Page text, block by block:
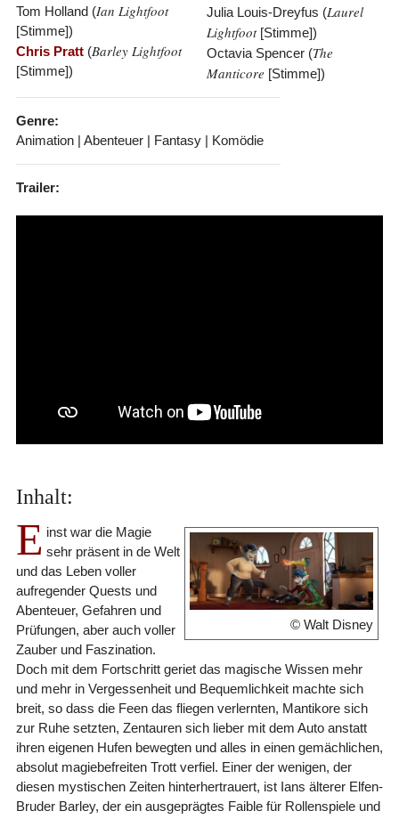
Tom Holland (Ian Lightfoot
[Stimme])
Chris Pratt(Barley Lightfoot
[Stimme])
Julia Louis-Dreyfus (Laurel
Lightfoot[Stimme])
Octavia Spencer (The
Manticore [Stimme])
Genre:
Animation | Abenteuer | Fantasy | Komödie
Trailer:
Inhalt:
© Walt Disney
E inst war die Magie
sehr präsent in de Welt
und das Leben voller
aufregender Quests und
Abenteuer, Gefahren und
Prüfungen, aber auch voller
Zauber und Faszination.
Doch mit dem Fortschritt geriet das magische Wissen mehr
und mehr in Vergessenheit und Bequemlichkeit machte sich
breit, so dass die Feen das fliegen verlernten, Mantikore sich
zur Ruhe setzten, Zentauren sich lieber mit dem Auto anstatt
ihren eigenen Hufen bewegten und alles in einen gemächlichen,
absolut magiebefreiten Trott verfiel. Einer der wenigen, der
diesen mystischen Zeiten hinterhertrauert, ist Ians älterer Elfen-
Bruder Barley, der ein ausgeprägtes Faible für Rollenspiele und